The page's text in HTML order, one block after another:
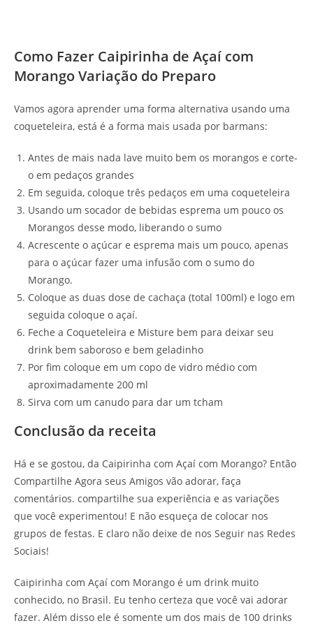
Como Fazer Caipirinha de Açaí com
Morango Variação do Preparo
Vamos agora aprender uma forma alternativa usando uma
coqueteleira, está é a forma mais usada por barmans:
Antes de mais nada lave muito bem os morangos e corte-
o em pedaços grandes
Em seguida, coloque três pedaços em uma coqueteleira
Usando um socador de bebidas esprema um pouco os
Morangos desse modo, liberando o sumo
Acrescente o açúcar e esprema mais um pouco, apenas
para o açúcar fazer uma infusão com o sumo do
Morango.
Coloque as duas dose de cachaça (total 100ml) e logo em
seguida coloque o açaí.
Feche a Coqueteleira e Misture bem para deixar seu
drink bem saboroso e bem geladinho
Por fim coloque em um copo de vidro médio com
aproximadamente 200 ml
Sirva com um canudo para dar um tcham
Conclusão da receita
Há e se gostou, da Caipirinha com Açaí com Morango? Então
Compartilhe Agora seus Amigos vão adorar, faça
comentários. compartilhe sua experiência e as variações
que você experimentou! E não esqueça de colocar nos
grupos de festas. E claro não deixe de nos Seguir nas Redes
Sociais!
Caipirinha com Açaí com Morango é um drink muito
conhecido, no Brasil. Eu tenho certeza que você vai adorar
fazer. Além disso ele é somente um dos mais de 100 drinks